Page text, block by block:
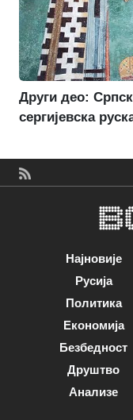
Други део:
сергијевска
Најновије
Русија
Политика
Економија
Безбедност
Друштво
Анализе